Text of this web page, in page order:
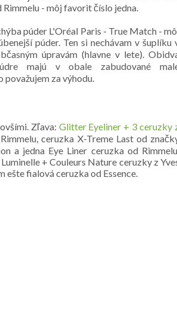
- môj favorit číslo jedna.
púder L'Oréal Paris - True Match -
púder. Ten si nechávam v šuplíku
úpravám (hlavne v lete).
majú v obale zabudované
považujem za výhodu.
Zľava: Glitter Eyeliner + 3 ceruzky
ceruzka X-Treme Last od
a jedna Eye Liner ceruzka od
+ Couleurs Nature ceruzky z
ešte fialová ceruzka od Essence.